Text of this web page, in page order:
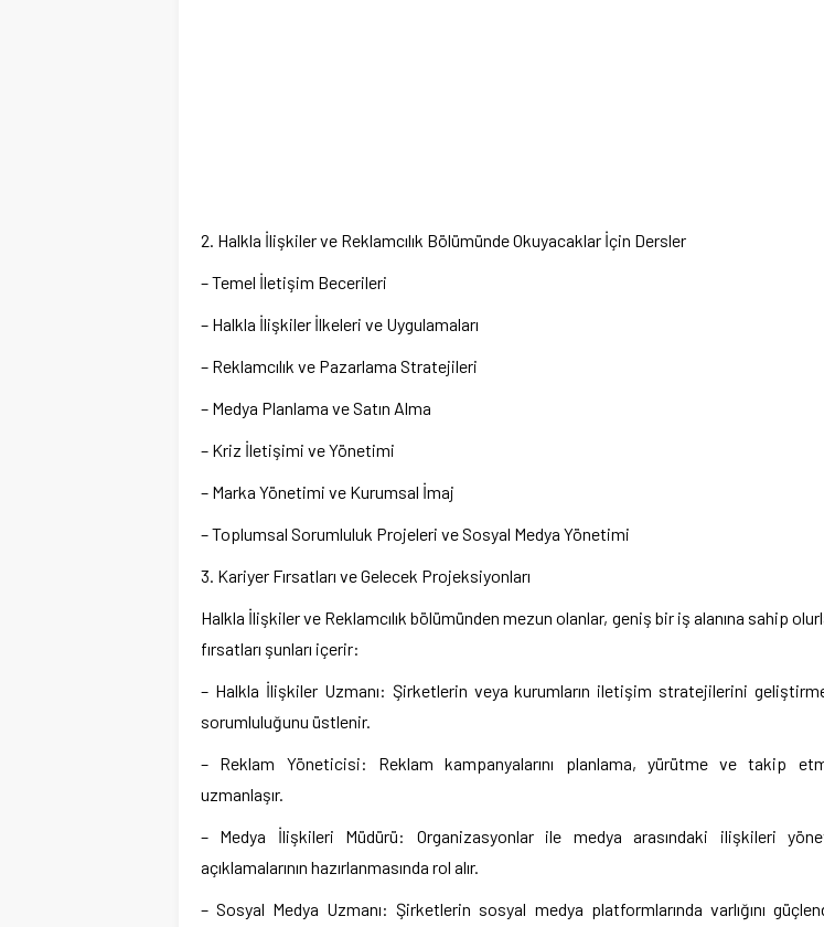
2. Halkla İlişkiler ve Reklamcılık Bölümünde Okuyacaklar İçin Dersler
– Temel İletişim Becerileri
– Halkla İlişkiler İlkeleri ve Uygulamaları
– Reklamcılık ve Pazarlama Stratejileri
– Medya Planlama ve Satın Alma
– Kriz İletişimi ve Yönetimi
– Marka Yönetimi ve Kurumsal İmaj
– Toplumsal Sorumluluk Projeleri ve Sosyal Medya Yönetimi
3. Kariyer Fırsatları ve Gelecek Projeksiyonları
Halkla İlişkiler ve Reklamcılık bölümünden mezun olanlar, geniş bir iş alanına sahip
fırsatları şunları içerir:
– Halkla İlişkiler Uzmanı: Şirketlerin veya kurumların iletişim stratejilerini
sorumluluğunu üstlenir.
– Reklam Yöneticisi: Reklam kampanyalarını planlama, yürütme ve takip
uzmanlaşır.
– Medya İlişkileri Müdürü: Organizasyonlar ile medya arasındaki ilişkileri
açıklamalarının hazırlanmasında rol alır.
– Sosyal Medya Uzmanı: Şirketlerin sosyal medya platformlarında varlığını